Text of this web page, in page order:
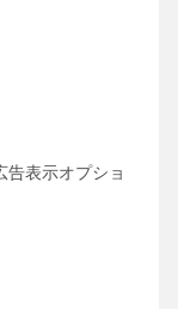
表示オプショ